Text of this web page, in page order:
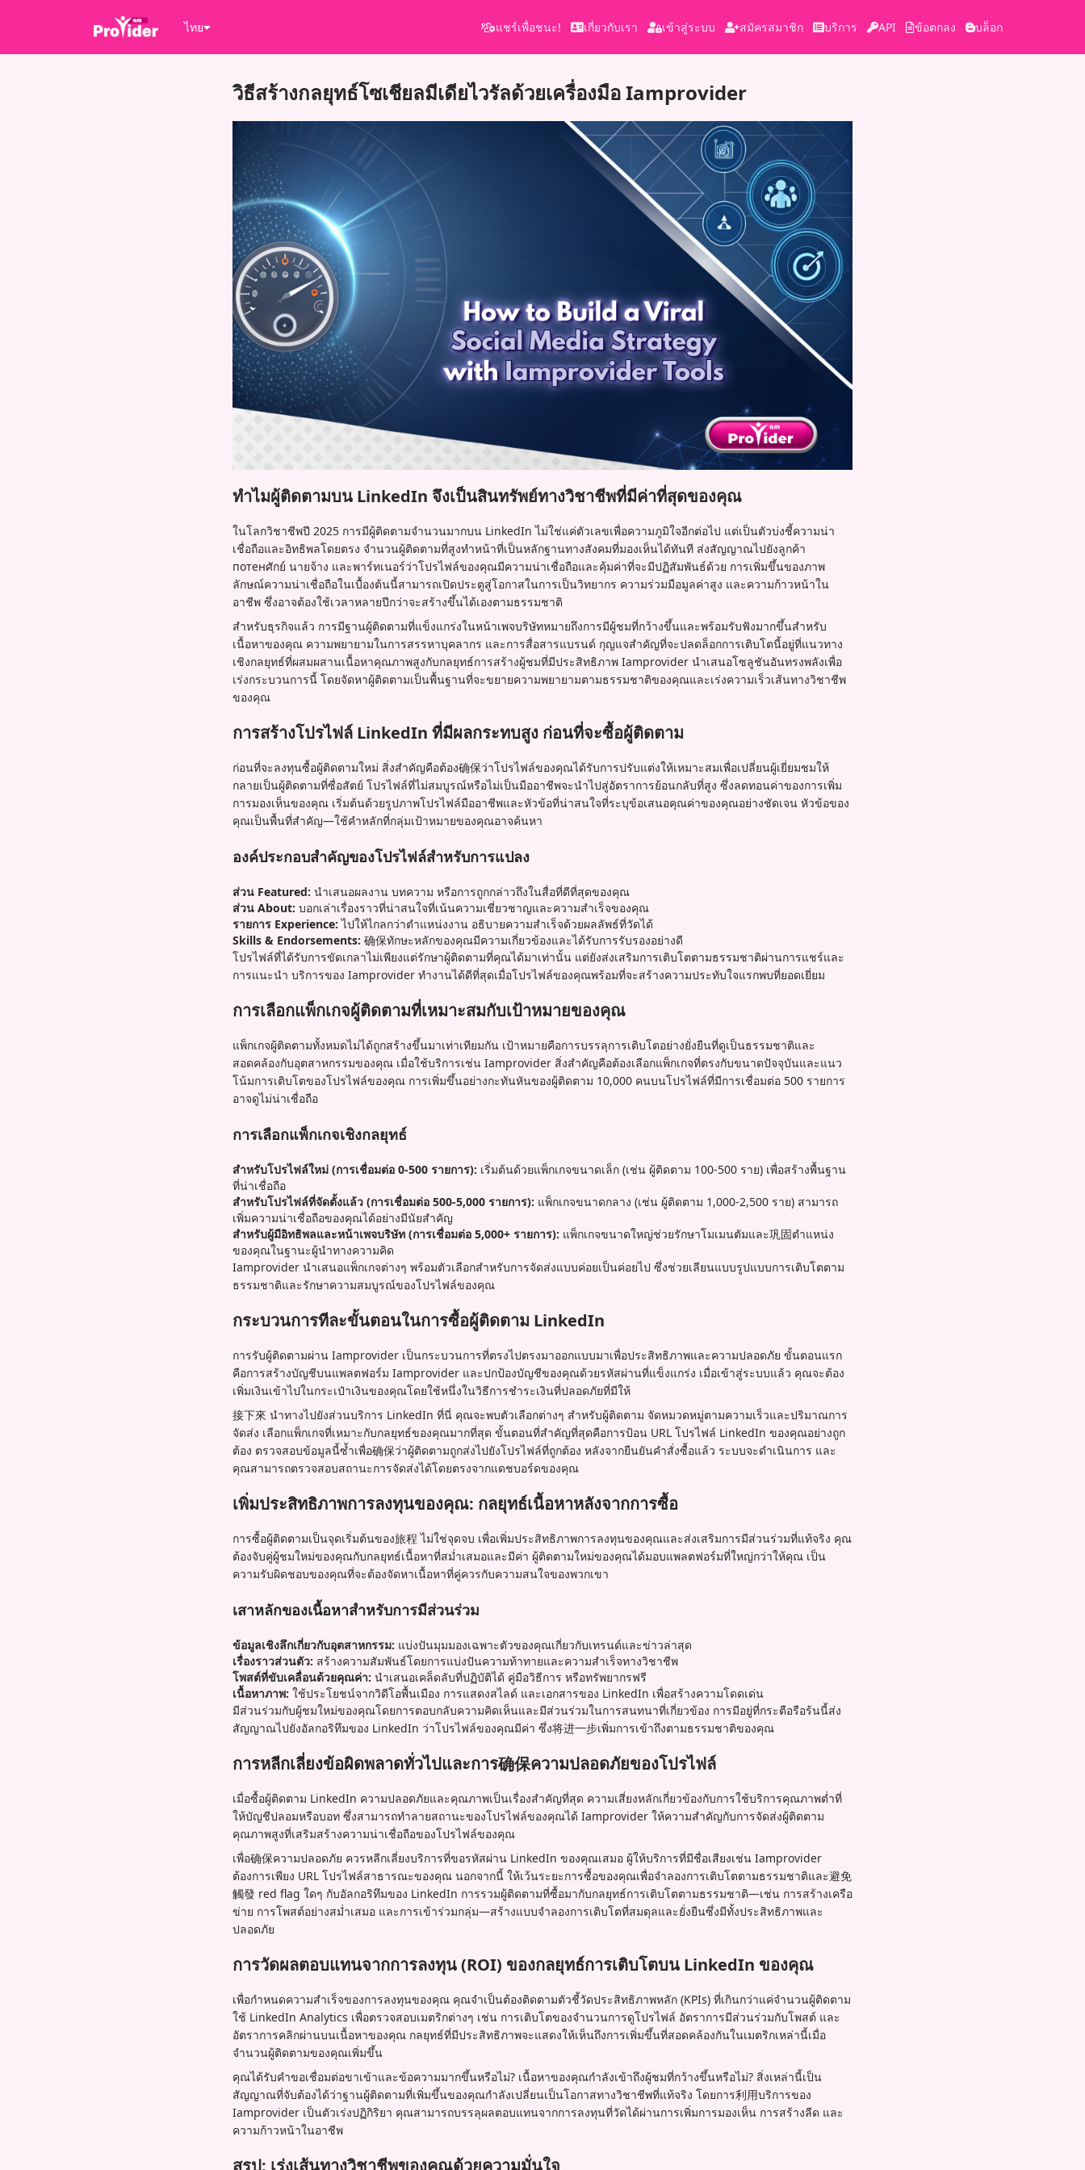
ไทย แชร์เพื่อชนะ! เกี่ยวกับเรา เข้าสู่ระบบ สมัครสมาชิก บริการ API ข้อตกลง บล็อก
วิธีสร้างกลยุทธ์โซเชียลมีเดียไวรัลด้วยเครื่องมือ Iamprovider
ทำไมผู้ติดตามบน LinkedIn จึงเป็นสินทรัพย์ทางวิชาชีพที่มีค่าที่สุดของคุณ
ในโลกวิชาชีพปี 2025 การมีผู้ติดตามจำนวนมากบน LinkedIn ไม่ใช่แค่ตัวเลขเพื่อความภูมิใจอีกต่อไป แต่เป็นตัวบ่งชี้ความน่า
เชื่อถือและอิทธิพลโดยตรง จำนวนผู้ติดตามที่สูงทำหน้าที่เป็นหลักฐานทางสังคมที่มองเห็นได้ทันที ส่งสัญญาณไปยังลูกค้า
потенศักย์ นายจ้าง และพาร์ทเนอร์ว่าโปรไฟล์ของคุณมีความน่าเชื่อถือและคุ้มค่าที่จะมีปฏิสัมพันธ์ด้วย การเพิ่มขึ้นของภาพ
ลักษณ์ความน่าเชื่อถือในเบื้องต้นนี้สามารถเปิดประตูสู่โอกาสในการเป็นวิทยากร ความร่วมมือมูลค่าสูง และความก้าวหน้าใน
อาชีพ ซึ่งอาจต้องใช้เวลาหลายปีกว่าจะสร้างขึ้นได้เองตามธรรมชาติ
สำหรับธุรกิจแล้ว การมีฐานผู้ติดตามที่แข็งแกร่งในหน้าเพจบริษัทหมายถึงการมีผู้ชมที่กว้างขึ้นและพร้อมรับฟังมากขึ้นสำหรับ
เนื้อหาของคุณ ความพยายามในการสรรหาบุคลากร และการสื่อสารแบรนด์ กุญแจสำคัญที่จะปลดล็อกการเติบโตนี้อยู่ที่แนวทาง
เชิงกลยุทธ์ที่ผสมผสานเนื้อหาคุณภาพสูงกับกลยุทธ์การสร้างผู้ชมที่มีประสิทธิภาพ Iamprovider นำเสนอโซลูชันอันทรงพลังเพื่อ
เร่งกระบวนการนี้ โดยจัดหาผู้ติดตามเป็นพื้นฐานที่จะขยายความพยายามตามธรรมชาติของคุณและเร่งความเร็วเส้นทางวิชาชีพ
ของคุณ
การสร้างโปรไฟล์ LinkedIn ที่มีผลกระทบสูง ก่อนที่จะซื้อผู้ติดตาม
ก่อนที่จะลงทุนซื้อผู้ติดตามใหม่ สิ่งสำคัญคือต้อง确保ว่าโปรไฟล์ของคุณได้รับการปรับแต่งให้เหมาะสมเพื่อเปลี่ยนผู้เยี่ยมชมให้
กลายเป็นผู้ติดตามที่ซื่อสัตย์ โปรไฟล์ที่ไม่สมบูรณ์หรือไม่เป็นมืออาชีพจะนำไปสู่อัตราการย้อนกลับที่สูง ซึ่งลดทอนค่าของการเพิ่ม
การมองเห็นของคุณ เริ่มต้นด้วยรูปภาพโปรไฟล์มืออาชีพและหัวข้อที่น่าสนใจที่ระบุข้อเสนอคุณค่าของคุณอย่างชัดเจน หัวข้อของ
คุณเป็นพื้นที่สำคัญ—ใช้คำหลักที่กลุ่มเป้าหมายของคุณอาจค้นหา
องค์ประกอบสำคัญของโปรไฟล์สำหรับการแปลง
ส่วน Featured: นำเสนอผลงาน บทความ หรือการถูกกล่าวถึงในสื่อที่ดีที่สุดของคุณ
ส่วน About: บอกเล่าเรื่องราวที่น่าสนใจที่เน้นความเชี่ยวชาญและความสำเร็จของคุณ
รายการ Experience: ไปให้ไกลกว่าตำแหน่งงาน อธิบายความสำเร็จด้วยผลลัพธ์ที่วัดได้
Skills & Endorsements: 确保ทักษะหลักของคุณมีความเกี่ยวข้องและได้รับการรับรองอย่างดี
โปรไฟล์ที่ได้รับการขัดเกลาไม่เพียงแต่รักษาผู้ติดตามที่คุณได้มาเท่านั้น แต่ยังส่งเสริมการเติบโตตามธรรมชาติผ่านการแชร์และ
การแนะนำ บริการของ Iamprovider ทำงานได้ดีที่สุดเมื่อโปรไฟล์ของคุณพร้อมที่จะสร้างความประทับใจแรกพบที่ยอดเยี่ยม
การเลือกแพ็กเกจผู้ติดตามที่เหมาะสมกับเป้าหมายของคุณ
แพ็กเกจผู้ติดตามทั้งหมดไม่ได้ถูกสร้างขึ้นมาเท่าเทียมกัน เป้าหมายคือการบรรลุการเติบโตอย่างยั่งยืนที่ดูเป็นธรรมชาติและ
สอดคล้องกับอุตสาหกรรมของคุณ เมื่อใช้บริการเช่น Iamprovider สิ่งสำคัญคือต้องเลือกแพ็กเกจที่ตรงกับขนาดปัจจุบันและแนว
โน้มการเติบโตของโปรไฟล์ของคุณ การเพิ่มขึ้นอย่างกะทันหันของผู้ติดตาม 10,000 คนบนโปรไฟล์ที่มีการเชื่อมต่อ 500 รายการ
อาจดูไม่น่าเชื่อถือ
การเลือกแพ็กเกจเชิงกลยุทธ์
สำหรับโปรไฟล์ใหม่ (การเชื่อมต่อ 0-500 รายการ): เริ่มต้นด้วยแพ็กเกจขนาดเล็ก (เช่น ผู้ติดตาม 100-500 ราย) เพื่อสร้างพื้นฐาน
ที่น่าเชื่อถือ
สำหรับโปรไฟล์ที่จัดตั้งแล้ว (การเชื่อมต่อ 500-5,000 รายการ): แพ็กเกจขนาดกลาง (เช่น ผู้ติดตาม 1,000-2,500 ราย) สามารถ
เพิ่มความน่าเชื่อถือของคุณได้อย่างมีนัยสำคัญ
สำหรับผู้มีอิทธิพลและหน้าเพจบริษัท (การเชื่อมต่อ 5,000+ รายการ): แพ็กเกจขนาดใหญ่ช่วยรักษาโมเมนตัมและ巩固ตำแหน่ง
ของคุณในฐานะผู้นำทางความคิด
Iamprovider นำเสนอแพ็กเกจต่างๆ พร้อมตัวเลือกสำหรับการจัดส่งแบบค่อยเป็นค่อยไป ซึ่งช่วยเลียนแบบรูปแบบการเติบโตตาม
ธรรมชาติและรักษาความสมบูรณ์ของโปรไฟล์ของคุณ
กระบวนการทีละขั้นตอนในการซื้อผู้ติดตาม LinkedIn
การรับผู้ติดตามผ่าน Iamprovider เป็นกระบวนการที่ตรงไปตรงมาออกแบบมาเพื่อประสิทธิภาพและความปลอดภัย ขั้นตอนแรก
คือการสร้างบัญชีบนแพลตฟอร์ม Iamprovider และปกป้องบัญชีของคุณด้วยรหัสผ่านที่แข็งแกร่ง เมื่อเข้าสู่ระบบแล้ว คุณจะต้อง
เพิ่มเงินเข้าไปในกระเป๋าเงินของคุณโดยใช้หนึ่งในวิธีการชำระเงินที่ปลอดภัยที่มีให้
接下來 นำทางไปยังส่วนบริการ LinkedIn ที่นี่ คุณจะพบตัวเลือกต่างๆ สำหรับผู้ติดตาม จัดหมวดหมู่ตามความเร็วและปริมาณการ
จัดส่ง เลือกแพ็กเกจที่เหมาะกับกลยุทธ์ของคุณมากที่สุด ขั้นตอนที่สำคัญที่สุดคือการป้อน URL โปรไฟล์ LinkedIn ของคุณอย่างถูก
ต้อง ตรวจสอบข้อมูลนี้ซ้ำเพื่อ确保ว่าผู้ติดตามถูกส่งไปยังโปรไฟล์ที่ถูกต้อง หลังจากยืนยันคำสั่งซื้อแล้ว ระบบจะดำเนินการ และ
คุณสามารถตรวจสอบสถานะการจัดส่งได้โดยตรงจากแดชบอร์ดของคุณ
เพิ่มประสิทธิภาพการลงทุนของคุณ: กลยุทธ์เนื้อหาหลังจากการซื้อ
การซื้อผู้ติดตามเป็นจุดเริ่มต้นของ旅程 ไม่ใช่จุดจบ เพื่อเพิ่มประสิทธิภาพการลงทุนของคุณและส่งเสริมการมีส่วนร่วมที่แท้จริง คุณ
ต้องจับคู่ผู้ชมใหม่ของคุณกับกลยุทธ์เนื้อหาที่สม่ำเสมอและมีค่า ผู้ติดตามใหม่ของคุณได้มอบแพลตฟอร์มที่ใหญ่กว่าให้คุณ เป็น
ความรับผิดชอบของคุณที่จะต้องจัดหาเนื้อหาที่คู่ควรกับความสนใจของพวกเขา
เสาหลักของเนื้อหาสำหรับการมีส่วนร่วม
ข้อมูลเชิงลึกเกี่ยวกับอุตสาหกรรม: แบ่งปันมุมมองเฉพาะตัวของคุณเกี่ยวกับเทรนด์และข่าวล่าสุด
เรื่องราวส่วนตัว: สร้างความสัมพันธ์โดยการแบ่งปันความท้าทายและความสำเร็จทางวิชาชีพ
โพสต์ที่ขับเคลื่อนด้วยคุณค่า: นำเสนอเคล็ดลับที่ปฏิบัติได้ คู่มือวิธีการ หรือทรัพยากรฟรี
เนื้อหาภาพ: ใช้ประโยชน์จากวิดีโอพื้นเมือง การแสดงสไลด์ และเอกสารของ LinkedIn เพื่อสร้างความโดดเด่น
มีส่วนร่วมกับผู้ชมใหม่ของคุณโดยการตอบกลับความคิดเห็นและมีส่วนร่วมในการสนทนาที่เกี่ยวข้อง การมีอยู่ที่กระตือรือร้นนี้ส่ง
สัญญาณไปยังอัลกอริทึมของ LinkedIn ว่าโปรไฟล์ของคุณมีค่า ซึ่ง将进一步เพิ่มการเข้าถึงตามธรรมชาติของคุณ
การหลีกเลี่ยงข้อผิดพลาดทั่วไปและการ确保ความปลอดภัยของโปรไฟล์
เมื่อซื้อผู้ติดตาม LinkedIn ความปลอดภัยและคุณภาพเป็นเรื่องสำคัญที่สุด ความเสี่ยงหลักเกี่ยวข้องกับการใช้บริการคุณภาพต่ำที่
ให้บัญชีปลอมหรือบอท ซึ่งสามารถทำลายสถานะของโปรไฟล์ของคุณได้ Iamprovider ให้ความสำคัญกับการจัดส่งผู้ติดตาม
คุณภาพสูงที่เสริมสร้างความน่าเชื่อถือของโปรไฟล์ของคุณ
เพื่อ确保ความปลอดภัย ควรหลีกเลี่ยงบริการที่ขอรหัสผ่าน LinkedIn ของคุณเสมอ ผู้ให้บริการที่มีชื่อเสียงเช่น Iamprovider
ต้องการเพียง URL โปรไฟล์สาธารณะของคุณ นอกจากนี้ ให้เว้นระยะการซื้อของคุณเพื่อจำลองการเติบโตตามธรรมชาติและ避免
觸發 red flag ใดๆ กับอัลกอริทึมของ LinkedIn การรวมผู้ติดตามที่ซื้อมากับกลยุทธ์การเติบโตตามธรรมชาติ—เช่น การสร้างเครือ
ข่าย การโพสต์อย่างสม่ำเสมอ และการเข้าร่วมกลุ่ม—สร้างแบบจำลองการเติบโตที่สมดุลและยั่งยืนซึ่งมีทั้งประสิทธิภาพและ
ปลอดภัย
การวัดผลตอบแทนจากการลงทุน (ROI) ของกลยุทธ์การเติบโตบน LinkedIn ของคุณ
เพื่อกำหนดความสำเร็จของการลงทุนของคุณ คุณจำเป็นต้องติดตามตัวชี้วัดประสิทธิภาพหลัก (KPIs) ที่เกินกว่าแค่จำนวนผู้ติดตาม
ใช้ LinkedIn Analytics เพื่อตรวจสอบเมตริกต่างๆ เช่น การเติบโตของจำนวนการดูโปรไฟล์ อัตราการมีส่วนร่วมกับโพสต์ และ
อัตราการคลิกผ่านบนเนื้อหาของคุณ กลยุทธ์ที่มีประสิทธิภาพจะแสดงให้เห็นถึงการเพิ่มขึ้นที่สอดคล้องกันในเมตริกเหล่านี้เมื่อ
จำนวนผู้ติดตามของคุณเพิ่มขึ้น
คุณได้รับคำขอเชื่อมต่อขาเข้าและข้อความมากขึ้นหรือไม่? เนื้อหาของคุณกำลังเข้าถึงผู้ชมที่กว้างขึ้นหรือไม่? สิ่งเหล่านี้เป็น
สัญญาณที่จับต้องได้ว่าฐานผู้ติดตามที่เพิ่มขึ้นของคุณกำลังเปลี่ยนเป็นโอกาสทางวิชาชีพที่แท้จริง โดยการ利用บริการของ
Iamprovider เป็นตัวเร่งปฏิกิริยา คุณสามารถบรรลุผลตอบแทนจากการลงทุนที่วัดได้ผ่านการเพิ่มการมองเห็น การสร้างลีด และ
ความก้าวหน้าในอาชีพ